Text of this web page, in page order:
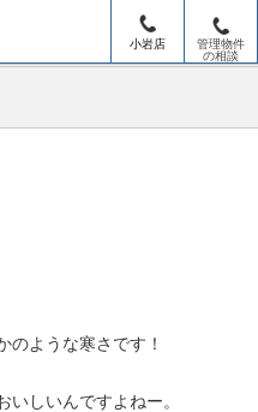
小岩店
管理物件
の相談
のような寒さです！
しいんですよねー。